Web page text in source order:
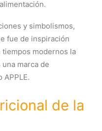
y simbolismos,
fue de inspiración
tiempos modernos la
marca de
APPLE.
de la